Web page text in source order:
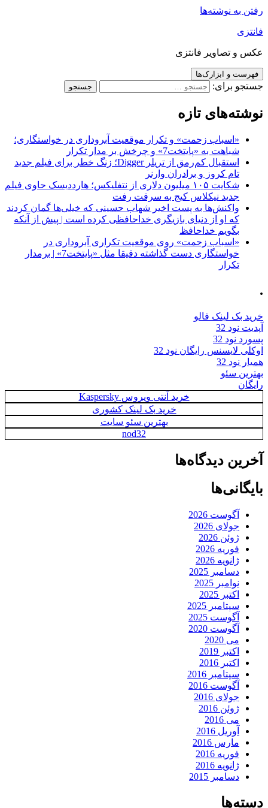
رفتن به نوشته‌ها
فانتزی
عکس و تصاویر فانتزی
فهرست و ابزارک‌ها
جستجو برای:
نوشته‌های تازه
«اسباب زحمت» و تکرار موقعیت آبروداری در خواستگاری؛
شباهت به «پایتخت7» و چرخش بر مدار تکرار
استقبال کم‌رمق از تریلر Digger؛ زنگ خطر برای فیلم جدید
تام کروز و برادران وارنر
شکایت ۱۰۵ میلیون دلاری از نتفلیکس؛ هارددیسک حاوی فیلم
جدید نیکلاس کیج به سرقت رفت
واکنش‌ها به پست اخیر شهاب حسینی که خیلی‌ها گمان کردند
که او از دنیای بازیگری خداحافظی کرده است | پیش از آنکه
بگویم خداحافظ
«اسباب زحمت» روی موقعیت تکراری آبروداری در
خواستگاری دست گذاشته دقیقا مثل «پایتخت7» | برمدار
تکرار
.
خرید بک لینک فالو
آپدیت نود 32
پسورد نود 32
اوکلی لایسنس رایگان نود 32
همیار نود 32
بهترین سئو
رایگان
خرید آنتی ویروس Kaspersky
خرید بک لینک کشوری
بهترین سئو سایت
nod32
آخرین دیدگاه‌ها
بایگانی‌ها
آگوست 2026
جولای 2026
ژوئن 2026
فوریه 2026
ژانویه 2026
دسامبر 2025
نوامبر 2025
اکتبر 2025
سپتامبر 2025
آگوست 2025
آگوست 2020
می 2020
اکتبر 2019
اکتبر 2016
سپتامبر 2016
آگوست 2016
جولای 2016
ژوئن 2016
می 2016
آوریل 2016
مارس 2016
فوریه 2016
ژانویه 2016
دسامبر 2015
دسته‌ها